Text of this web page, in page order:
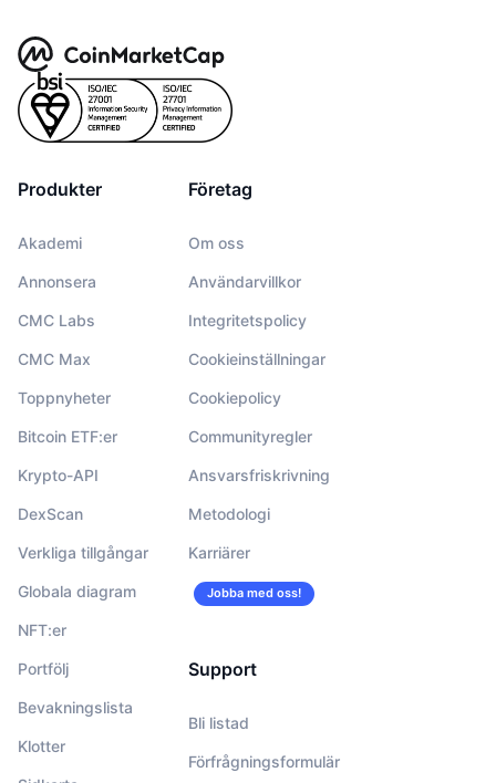
Produkter
Akademi
Annonsera
CMC Labs
CMC Max
Toppnyheter
Bitcoin ETF:er
Krypto-API
DexScan
Verkliga tillgångar
Globala diagram
NFT:er
Portfölj
Bevakningslista
Klotter
Företag
Om oss
Användarvillkor
Integritetspolicy
Cookieinställningar
Cookiepolicy
Communityregler
Ansvarsfriskrivning
Metodologi
Karriärer
Jobba med oss!
Support
Bli listad
Förfrågningsformulär